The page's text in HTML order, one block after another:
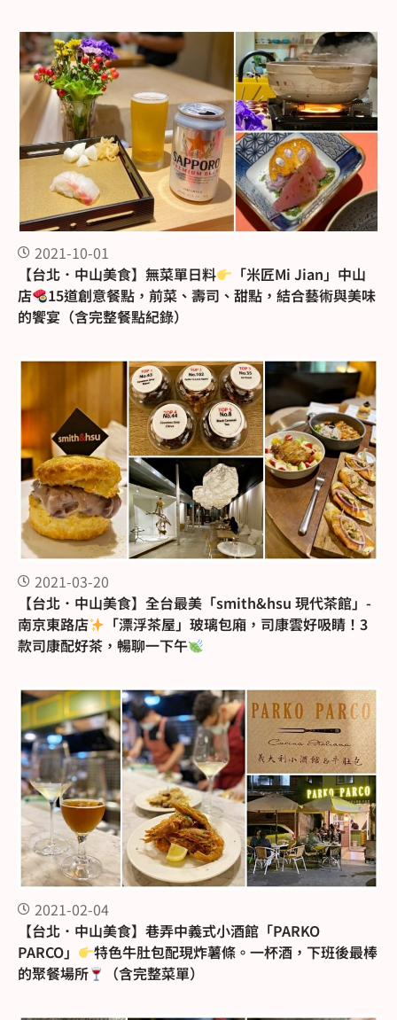
2021-10-01
【台北．中山美食】無菜單日料
「米匠Mi Jian」中山
店
15道創意餐點，前菜、壽司、甜點，結合藝術與美味
的饗宴（含完整餐點紀錄）
2021-03-20
【台北．中山美食】全台最美「smith&hsu 現代茶館」-
南京東路店
「漂浮茶屋」玻璃包廂，司康雲好吸睛！3
款司康配好茶，暢聊一下午
2021-02-04
【台北．中山美食】巷弄中義式小酒館「PARKO
PARCO」
特色牛肚包配現炸薯條。一杯酒，下班後最棒
的聚餐場所
（含完整菜單）